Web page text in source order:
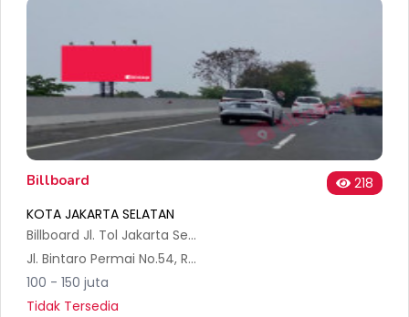
Billboard
218
KOTA JAKARTA SELATAN
Billboard Jl. Tol Jakarta Serpong KM 00+200, arah Serpong menuju Bandara Soeta
Jl. Bintaro Permai No.54, RT.6/RW.2, Pesanggrahan, Kec. Pesanggrahan, Kota Jakarta Selatan, Daerah Khusus Ibukota Jakarta 12320, Indonesia
100 - 150 juta
Tidak Tersedia